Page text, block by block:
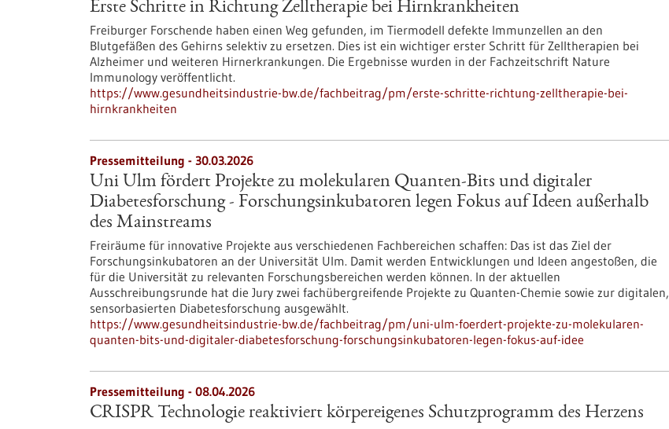
Erste Schritte in Richtung Zelltherapie bei Hirnkrankheiten
Freiburger Forschende haben einen Weg gefunden, im Tiermodell defekte Immunzellen an den
Blutgefäßen des Gehirns selektiv zu ersetzen. Dies ist ein wichtiger erster Schritt für Zelltherapien bei
Alzheimer und weiteren Hirnerkrankungen. Die Ergebnisse wurden in der Fachzeitschrift Nature
Immunology veröffentlicht.
https://www.gesundheitsindustrie-bw.de/fachbeitrag/pm/erste-schritte-richtung-zelltherapie-bei-
hirnkrankheiten
Pressemitteilung - 30.03.2026
Uni Ulm fördert Projekte zu molekularen Quanten-Bits und digitaler
Diabetesforschung - Forschungsinkubatoren legen Fokus auf Ideen außerhalb
des Mainstreams
Freiräume für innovative Projekte aus verschiedenen Fachbereichen schaffen: Das ist das Ziel der
Forschungsinkubatoren an der Universität Ulm. Damit werden Entwicklungen und Ideen angestoßen, die
für die Universität zu relevanten Forschungsbereichen werden können. In der aktuellen
Ausschreibungsrunde hat die Jury zwei fachübergreifende Projekte zu Quanten-Chemie sowie zur digitalen,
sensorbasierten Diabetesforschung ausgewählt.
https://www.gesundheitsindustrie-bw.de/fachbeitrag/pm/uni-ulm-foerdert-projekte-zu-molekularen-
quanten-bits-und-digitaler-diabetesforschung-forschungsinkubatoren-legen-fokus-auf-idee
Pressemitteilung - 08.04.2026
CRISPR Technologie reaktiviert körpereigenes Schutzprogramm des Herzens